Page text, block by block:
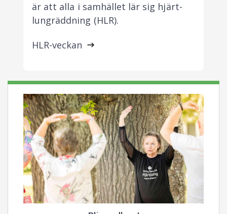
är att alla i samhället lär sig hjärt-
lungräddning (HLR).
HLR-veckan